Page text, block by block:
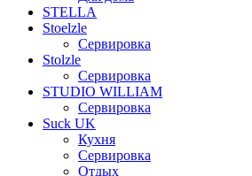
STELLA
Stoelzle
Сервировка
Stolzle
Сервировка
STUDIO WILLIAM
Сервировка
Suck UK
Кухня
Сервировка
Отдых